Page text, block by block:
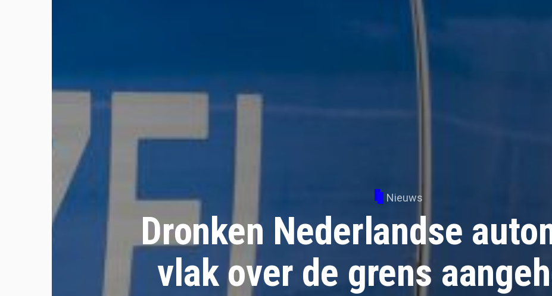
Nieuws
Dronken Nederlandse
vlak over de grens